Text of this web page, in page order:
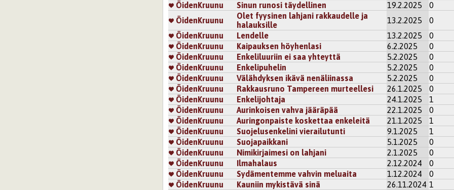
ÖidenKruunu
Sinun runosi täydellinen 19.2.2025 0
ÖidenKruunu
Olet fyysinen lahjani rakkaudelle ja
halauksille
13.2.2025 0
ÖidenKruunu
Lendelle 13.2.2025 0
ÖidenKruunu
Kaipauksen höyhenlasi 6.2.2025 0
ÖidenKruunu
Enkeliluuriin ei saa yhteyttä 5.2.2025 0
ÖidenKruunu
Enkelipuhelin 5.2.2025 0
ÖidenKruunu
Välähdyksen ikävä nenäliinassa 5.2.2025 0
ÖidenKruunu
Rakkausruno Tampereen murteellesi 26.1.2025 0
ÖidenKruunu
Enkelijohtaja 24.1.2025 1
ÖidenKruunu
Aurinkoisen vahva jääräpää 22.1.2025 0
ÖidenKruunu
Auringonpaiste koskettaa enkeleitä 21.1.2025 1
ÖidenKruunu
Suojelusenkelini vierailutunti 9.1.2025 1
ÖidenKruunu
Suojapaikkani 5.1.2025 0
ÖidenKruunu
Nimikirjaimesi on lahjani 2.1.2025 0
ÖidenKruunu
Ilmahalaus 2.12.2024 0
ÖidenKruunu
Sydämentemme vahvin meluaita 1.12.2024 0
ÖidenKruunu
Kauniin mykistävä sinä 26.11.2024 1